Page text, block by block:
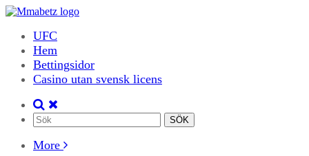
UFC
Hem
Bettingsidor
Casino utan svensk licens
More